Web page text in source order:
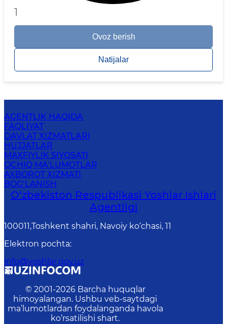
1
Ovoz berish
Natijalar
AGENTLIK HAQIDA
FAOLIYAT
DAVLAT XIZMATLARI
HUJJATLAR
MAXFIYLIK SIYOSATI
OCHIQ MA’LUMOTLAR
AXBOROT XIZMATI
BOG‘LANISH
O‘zbеkistоn Rеspublikаsi Yoshlar Ishlari
Agentligi
100011,Toshkent shahri, Navoiy ko‘chasi, 11
Elektron pochta:
info@yoshlar.gov.uz
© 2001-2026 Barcha huquqlar
himoyalangan. Ushbu veb-saytdagi
ma’lumotlardan foydalanganda havola
ko‘rsatilishi shart.